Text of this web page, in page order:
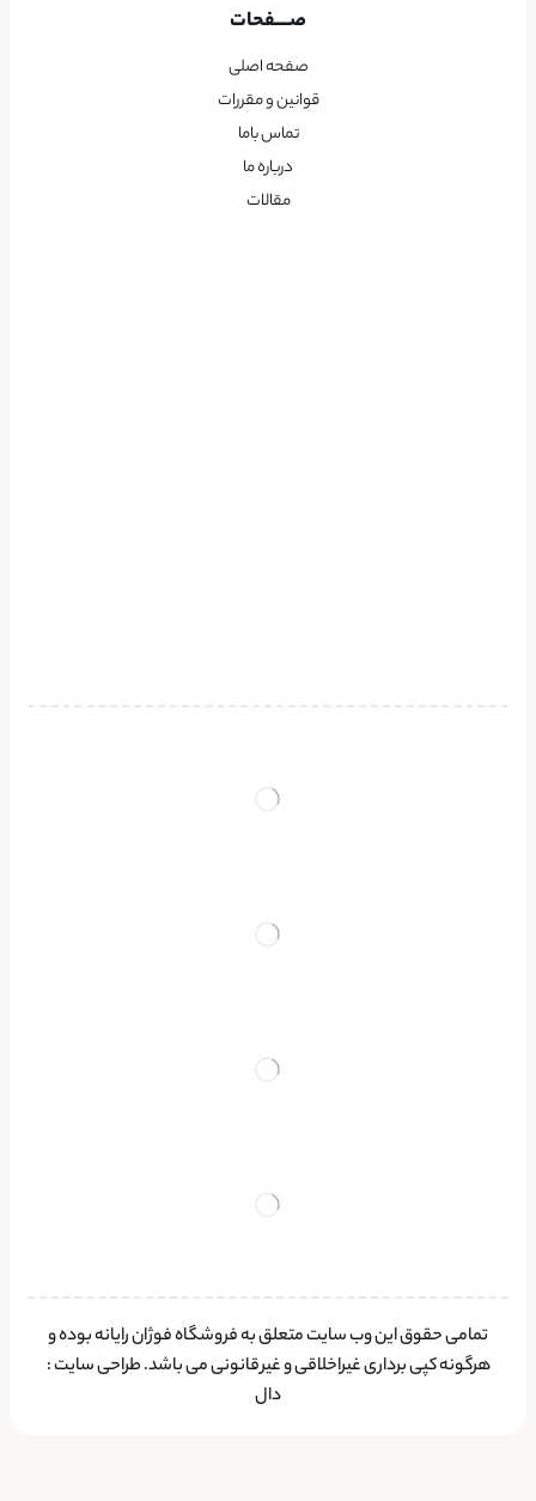
صــــفحات
صفحه اصلی
قوانین و مقررات
تماس باما
درباره ما
مقالات
تمامی حقوق این وب سایت متعلق به فروشگاه فوژان رایانه بوده و
هرگونه کپی برداری غیراخلاقی و غیرقانونی می باشد.طراحی سایت:
دال